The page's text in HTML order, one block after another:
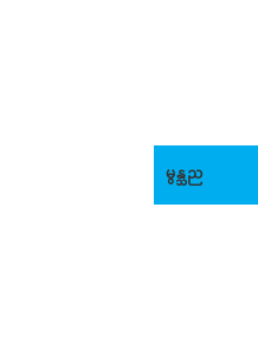
မွန္သည